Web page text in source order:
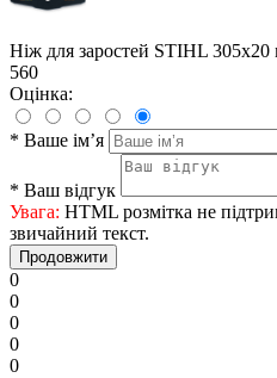
Ніж для заростей STIHL
560
Оцінка:
* Ваше ім’я
* Ваш відгук
Увага: HTML розмітка не
звичайний текст.
Продовжити
0
0
0
0
0